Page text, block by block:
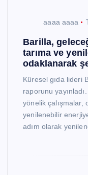
aaaa aaaa
Barilla,
tarıma ve
odaklanarak
Küresel gıda lideri
raporunu
yönelik çalışmalar,
yenilenebilir
adım olarak